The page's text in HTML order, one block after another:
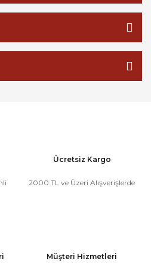
Ücretsiz Kargo
2000 TL ve Üzeri Alışverişlerde
Müşteri Hizmetleri